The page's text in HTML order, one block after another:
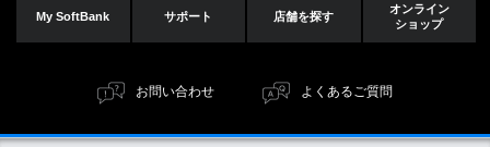
My SoftBank サポート 店舗を探す
オンライン
ショップ
お問い合わせ よくあるご質問